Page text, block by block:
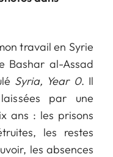
travail en Syrie
Bashar al-Assad
Syria, Year 0. Il
par une
ans : les prisons
les restes
les absences